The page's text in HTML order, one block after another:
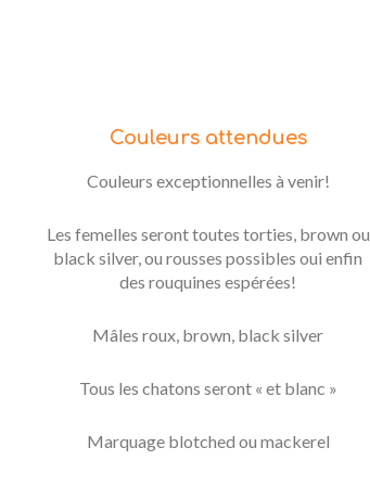
Couleurs attendues
Couleurs exceptionnelles à venir!
Les femelles seront toutes torties, brown ou
black silver, ou rousses possibles oui enfin
des rouquines espérées!
Mâles roux, brown, black silver
Tous les chatons seront « et blanc »
Marquage blotched ou mackerel